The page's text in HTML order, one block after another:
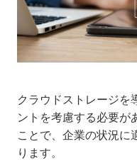
クラウドストレージを
ントを考慮する必要が
ことで、企業の状況に
ります。